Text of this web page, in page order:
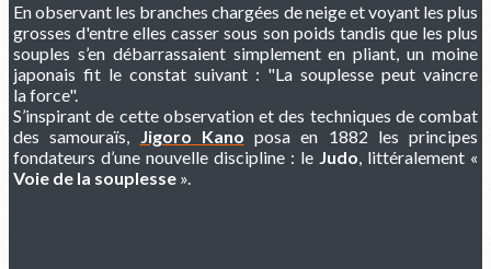
En observant les branches chargées de neige et voyant les plus
grosses d'entre elles casser sous son poids tandis que les plus
souples s’en débarrassaient simplement en pliant, un moine
japonais fit le constat suivant : "La souplesse peut vaincre
la force".
S’inspirant de cette observation et des techniques de combat
des samouraïs, Jigoro Kano posa en 1882 les principes
fondateurs d’une nouvelle discipline : le Judo, littéralement «
Voie de la souplesse ».